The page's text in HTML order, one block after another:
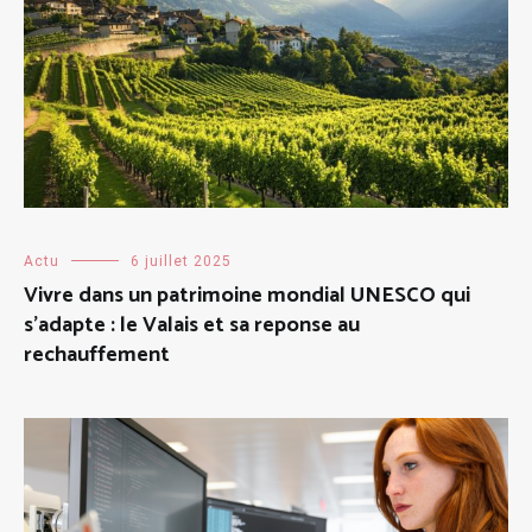
Actu 6 juillet 2025
Vivre dans un patrimoine mondial UNESCO qui
s’adapte : le Valais et sa reponse au
rechauffement